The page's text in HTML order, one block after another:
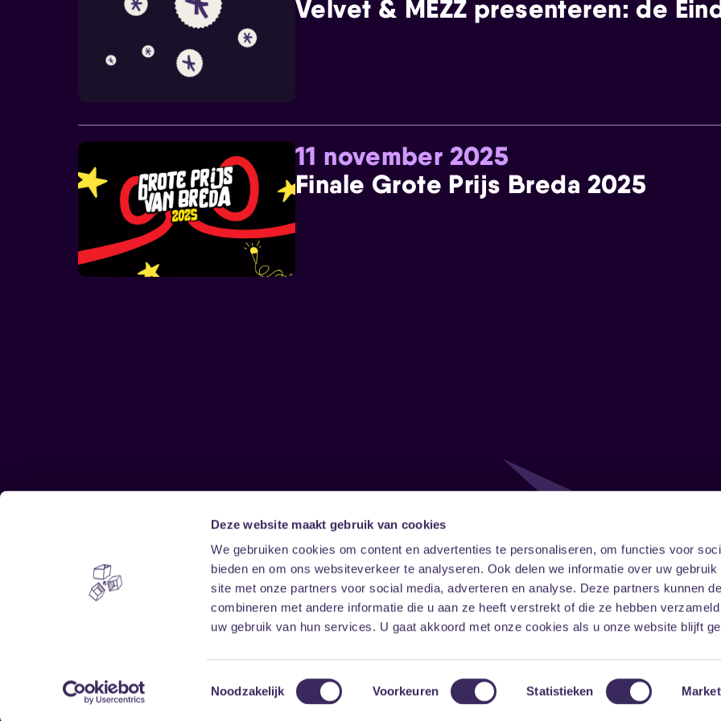
Deze website maakt gebruik van cookies
We gebruiken cookies om content en advertenties te personaliseren, om functies voor
bieden en om ons websiteverkeer te analyseren. Ook delen we informatie over uw gebruik
site met onze partners voor social media, adverteren en analyse. Deze partners kunnen
combineren met andere informatie die u aan ze heeft verstrekt of die ze hebben
uw gebruik van hun services. U gaat akkoord met onze cookies als u onze website blijft
Toestemmingsselectie
Noodzakelijk Voorkeuren Statistieken
Velvet & MEZZ presenteren: de
11 november 2025
Finale Grote Prijs Breda 2025
Home
Vrijwilligers
Disclaimer
Toegankelijkheid
Privacy & cookies
Follow
FacebookInstagramLinkedIn
Onze